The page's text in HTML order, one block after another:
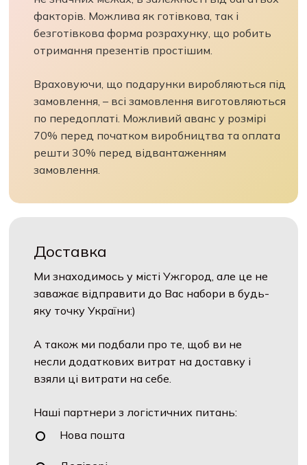
факторів. Можлива як готівкова, так і
безготівкова форма розрахунку, що робить
отримання презентів простішим.
Враховуючи, що подарунки виробляються під
замовлення, – всі замовлення виготовляються
по передоплаті. Можливий аванс у розмірі
70% перед початком виробництва та оплата
решти 30% перед відвантаженням
замовлення.
Доставка
Ми знаходимось у місті Ужгород, але це не
заважає відправити до Вас набори в будь-
яку точку України:)
А також ми подбали про те, щоб ви не
несли додаткових витрат на доставку і
взяли ці витрати на себе.
Наші партнери з логістичних питань:
Нова пошта